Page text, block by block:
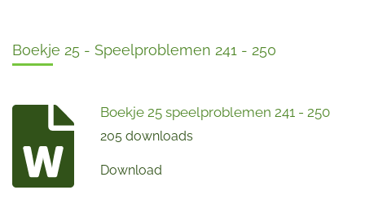
Boekje 25 - Speelproblemen 241 - 250
Boekje 25 speelproblemen 241 - 250
205 downloads
Download